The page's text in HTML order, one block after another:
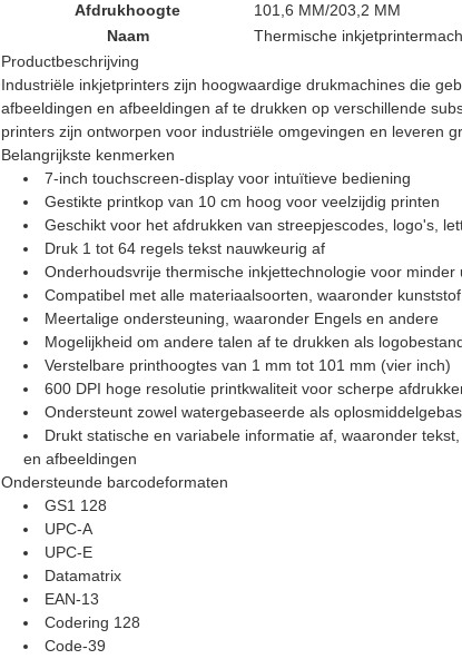
Afdrukhoogte
101,6 MM/203,2 MM
Naam
Thermische
Productbeschrijving
Industriële inkjetprinters zijn hoogwaardige drukmachines die
afbeeldingen en afbeeldingen af ​​te drukken op verschillende
printers zijn ontworpen voor industriële omgevingen en leveren
Belangrijkste kenmerken
7-inch touchscreen-display voor intuïtieve bediening
Gestikte printkop van 10 cm hoog voor veelzijdig printen
Geschikt voor het afdrukken van streepjescodes, logo's,
Druk 1 tot 64 regels tekst nauwkeurig af
Onderhoudsvrije thermische inkjettechnologie voor minder
Compatibel met alle materiaalsoorten, waaronder
Meertalige ondersteuning, waaronder Engels en andere
Mogelijkheid om andere talen af ​​te drukken als
Verstelbare printhoogtes van 1 mm tot 101 mm (vier inch)
600 DPI hoge resolutie printkwaliteit voor scherpe
Ondersteunt zowel watergebaseerde als
Drukt statische en variabele informatie af, waaronder
en afbeeldingen
Ondersteunde barcodeformaten
GS1 128
UPC-A
UPC-E
Datamatrix
EAN-13
Codering 128
Code-39